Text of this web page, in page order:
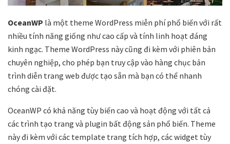
OceanWP là một theme WordPress miễn phí phổ biến với rất
nhiều tính năng giống như cao cấp và tính linh hoạt đáng
kinh ngạc. Theme WordPress này cũng đi kèm với phiên bản
chuyên nghiệp, cho phép bạn truy cập vào hàng chục bản
trình diễn trang web được tạo sẵn mà bạn có thể nhanh
chóng cài đặt.
OceanWP có khả năng tùy biến cao và hoạt động với tất cả
các trình tạo trang và plugin bất động sản phổ biến. Theme
này đi kèm với các template trang tích hợp, các widget tùy